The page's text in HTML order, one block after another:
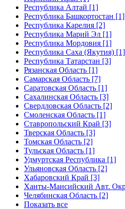
Республика Алтай [1]
Республика Башкортостан [1]
Республика Карелия [2]
Республика Марий Эл [1]
Республика Мордовия [1]
Республика Саха (Якутия) [1]
Республика Татарстан [3]
Рязанская Область [1]
Самарская Область [7]
Саратовская Область [1]
Сахалинская Область [3]
Свердловская Область [2]
Смоленская Область [1]
Ставропольский Край [3]
Тверская Область [3]
Томская Область [2]
Тульская Область [1]
Удмуртская Республика [1]
Ульяновская Область [2]
Хабаровский Край [3]
Ханты-Мансийский Авт.
Челябинская Область [2]
Показать все